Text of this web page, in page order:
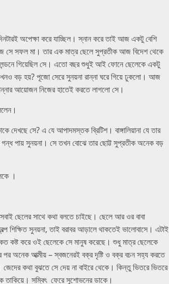
অপেক্ষা করে যাচ্ছিল। স্নান করে তাই আজ একটু বেশি
সে সফল মা। তার এক মাত্র ছেলে সুপ্রতীক আজ বিদেশ থেকে
গিয়েছিল সে। এতো বছর শুধুই আই ফোনে ছেলেকে একটু
বড় হয়? পূজো সেরে সুনয়না রান্না ঘরে গিয়ে ঢুকলো। আজ
আয়োজন নিজের হাতেই করতে লাগলো সে।
সে? এ যে আপাদমস্তক ব্রিটিশ। বাঙ্গালিয়ানা যে তার
গন্ধ পায় সুনয়না। সে তখন বোঝে তার ছোট্ট সুপ্রতীক অনেক বড়
।
ছেলের সাথে কথা বলতে চাইছে। ছেলে আর ওর বাবা
শিক্ষিত সুনয়না, তাই বরাবর আড়ালে থাকতেই ভালোবাসে। এটাই
কষ্ট করে ওই ছেলেকে সে মানুষ করেছে। শুধু মাত্র ছেলেকে
পর অনেক আত্মীয় – স্বজনেরই বক্র দৃষ্টি ও বক্র বচন সহ্য করতে
কথা বুঝতে সে দেয় না বাইরে থেকে। কিন্তু ভিতরে ভিতরে
তাকিয়ে। সম্বিৎ ফেরে সুশোভনের ডাকে।